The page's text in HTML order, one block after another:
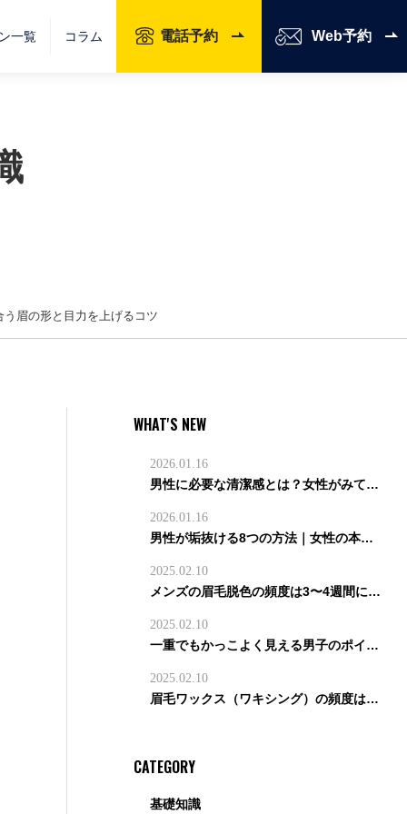
一覧 コラム 電話予約 Web予約
眉の形と目力を上げるコツ
WHAT'S NEW
2026.01.16
男性に必要な清潔感とは？女性がみているポイントと改善策を徹底解説
2026.01.16
男性が垢抜ける8つの方法｜女性の本音＆初デートで見られているポイントも公開！
2025.02.10
メンズの眉毛脱色の頻度は3〜4週間に1回が目安｜濃さ別・失敗しない間隔を解説【メンズ眉毛サロン監修】
2025.02.10
一重でもかっこよく見える男子のポイントとは？一重男子に似合う眉の形と目力を上げるコツ
2025.02.10
眉毛ワックス（ワキシング）の頻度はどのくらいが適切？効果・通うペース・眉毛サロンの選び方を解説【メンズ眉毛サロン監修】
CATEGORY
基礎知識